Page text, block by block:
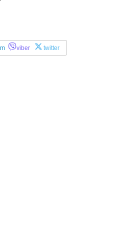
viber twitter